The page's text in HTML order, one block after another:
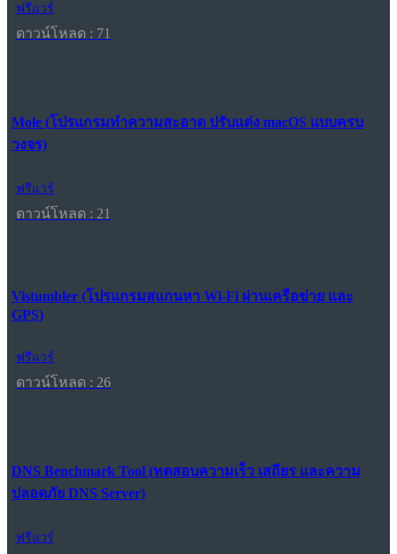
ฟรีแวร์
ดาวน์โหลด : 71
Mole (โปรแกรมทำความสะอาด ปรับแต่ง macOS แบบครบ
วงจร)
ฟรีแวร์
ดาวน์โหลด : 21
Vistumbler (โปรแกรมสแกนหา Wi-Fi ผ่านเครือข่าย และ
GPS)
ฟรีแวร์
ดาวน์โหลด : 26
DNS Benchmark Tool (ทดสอบความเร็ว เสถียร และความ
ปลอดภัย DNS Server)
ฟรีแวร์